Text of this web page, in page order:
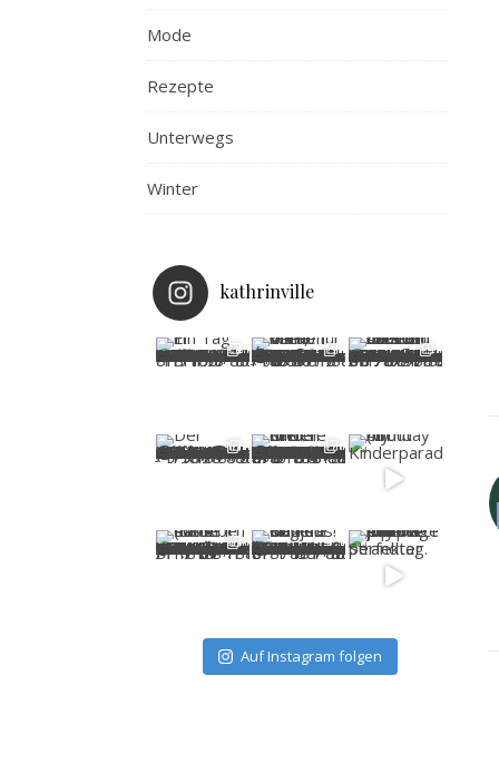
Mode
Rezepte
Unterwegs
Winter
kathrinville
Auf Instagram folgen